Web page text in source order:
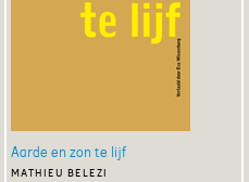
Aarde en zon te lijf
mathieu belezi